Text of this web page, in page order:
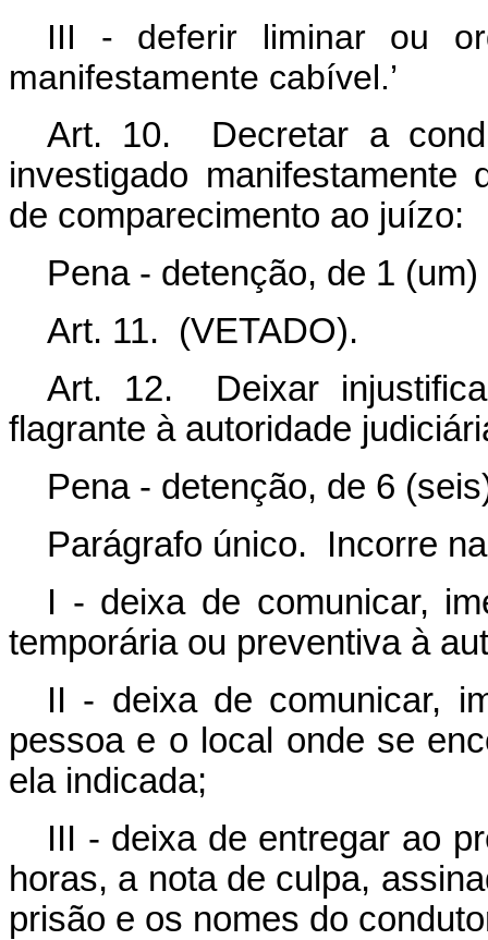
III - deferir liminar ou
manifestamente cabível.’
Art. 10. Decretar a
investigado
de comparecimento ao juízo:
Pena - detenção, de 1
Art. 11. (VETADO).
Art. 12. Deixar
flagrante à autoridade
Pena - detenção, de 6
Parágrafo único. Incorre
I - deixa de comunicar,
temporária ou preventiva à
II - deixa de comunicar,
pessoa e o local onde se
ela indicada;
III - deixa de entregar ao
horas, a nota de culpa,
prisão e os nomes do